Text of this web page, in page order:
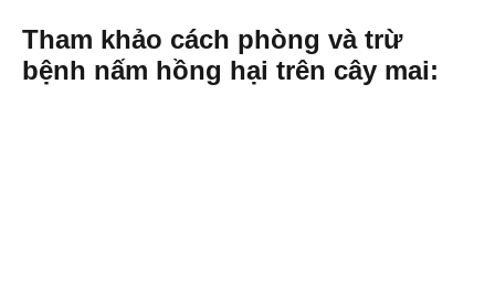
Tham khảo cách phòng và trừ
bệnh nấm hồng hại trên cây mai: